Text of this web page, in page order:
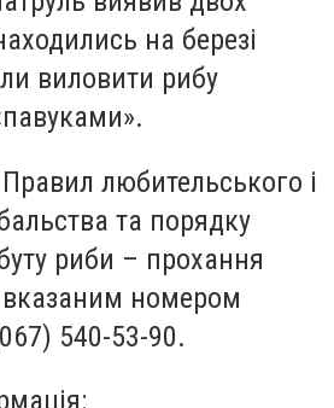
на березі
виловити рибу
любительського і
та порядку
риби – прохання
вказаним номером
540-53-90.